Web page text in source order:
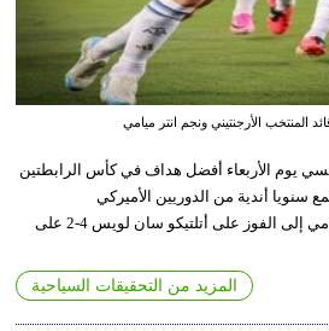
المنتخب الأرجنتيني ونجم انتر ميامي
يوم الأربعاء أفضل هداف في كأس الرابطتين
سنويا أندية من الدوريين الأميركي
والمكسيكي، بعدما قاد إنتر ميامي إلى الفوز على أتلتيكو سان لويس 4-2 على
المزيد من التحقيقات السياحية